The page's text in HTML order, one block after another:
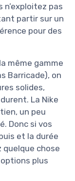
pas
partir sur un
pour des
même gamme
Barricade), on
solides,
La Nike
un peu
Donc si vos
et la durée
quelque chose
plus